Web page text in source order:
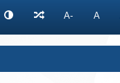
A- A